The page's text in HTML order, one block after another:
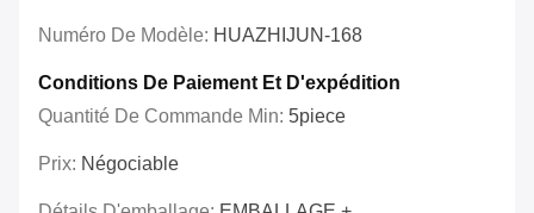
Numéro De Modèle: HUAZHIJUN-168
Conditions De Paiement Et D'expédition
Quantité De Commande Min: 5piece
Prix: Négociable